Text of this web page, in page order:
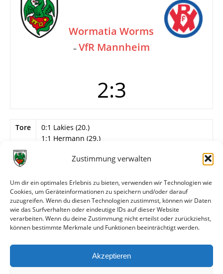
Zustimmung verwalten
Um dir ein optimales Erlebnis zu bieten, verwenden wir Technologien wie
Cookies, um Geräteinformationen zu speichern und/oder darauf
zuzugreifen. Wenn du diesen Technologien zustimmst, können wir Daten
wie das Surfverhalten oder eindeutige IDs auf dieser Website
verarbeiten. Wenn du deine Zustimmung nicht erteilst oder zurückziehst,
können bestimmte Merkmale und Funktionen beeinträchtigt werden.
Akzeptieren
Wormatia Worms
– VfR Mannheim
2:3
Tore
0:1 Lakies (20.)
1:1 Hermann (29.)
1:3 Dzhihic (40.)
Info
Wormatia Worms
Barth, Dörrich, Hutzelmann, Hermann, Berg,
Ertürk, Bisso, Ognjanovic…
Alle bisherigen Partien der beiden Mannschaften
anzeigen